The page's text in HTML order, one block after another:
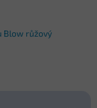
Blow růžový